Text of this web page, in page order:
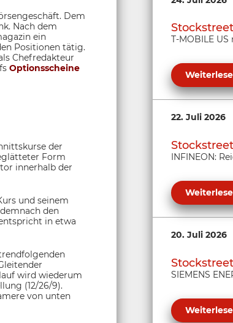
Dem
Nach dem
ein
Positionen tätig.
Chefredakteur
Optionsscheine
der
Form
innerhalb der
und seinem
den
in etwa
wird wiederum
(12/26/9).
von unten
T-MOBILE
22. Juli 2026
INFINEON:
20. Juli 2026
SIEMENS